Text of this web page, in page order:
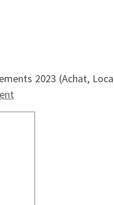
2023 (Achat,